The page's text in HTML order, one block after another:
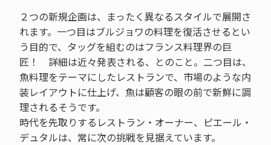
２つの新規企画は、まったく異なるスタイルで展開さ
れます。一つ目はブルジョワの料理を復活させるとい
う目的で、タッグを組むのはフランス料理界の巨
匠！ 詳細は近々発表される、とのこと。二つ目は、
魚料理をテーマにしたレストランで、市場のような内
装レイアウトに仕上げ、魚は顧客の眼の前で新鮮に調
理されるそうです。
時代を先取りするレストラン・オーナー、ピエール・
デュタルは、常に次の挑戦を見据えています。